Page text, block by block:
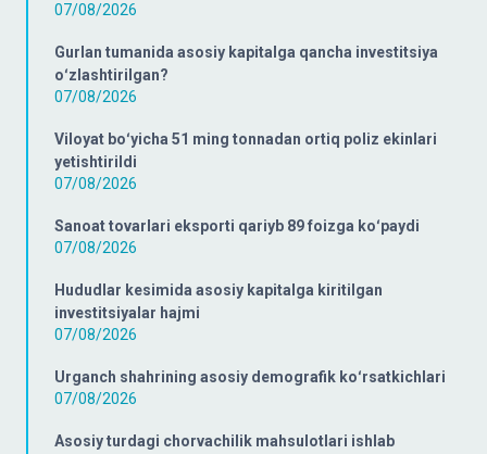
07/08/2026
Gurlan tumanida asosiy kapitalga qancha investitsiya
oʻzlashtirilgan?
07/08/2026
Viloyat boʻyicha 51 ming tonnadan ortiq poliz ekinlari
yetishtirildi
07/08/2026
Sanoat tovarlari eksporti qariyb 89 foizga koʻpaydi
07/08/2026
Hududlar kesimida asosiy kapitalga kiritilgan
investitsiyalar hajmi
07/08/2026
Urganch shahrining asosiy demografik koʻrsatkichlari
07/08/2026
Asosiy turdagi chorvachilik mahsulotlari ishlab